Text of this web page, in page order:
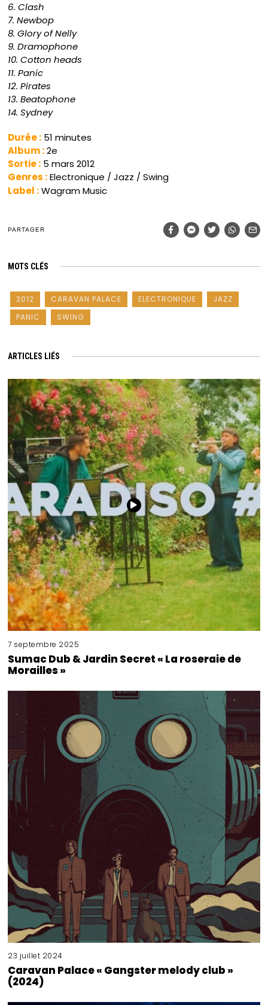
6. Clash
7. Newbop
8. Glory of Nelly
9. Dramophone
10. Cotton heads
11. Panic
12. Pirates
13. Beatophone
14. Sydney
Durée : 51 minutes
Album :2e
Sortie : 5 mars 2012
Genres : Electronique / Jazz / Swing
Label :Wagram Music
PARTAGER
MOTS CLÉS
2012 CARAVAN PALACE ELECTRONIQUE
JAZZ
PANIC
SWING
ARTICLES LIÉS
7 septembre 2025
Sumac Dub & Jardin Secret « La roseraie de
Morailles »
23 juillet 2024
Caravan Palace « Gangster melody club »
(2024)